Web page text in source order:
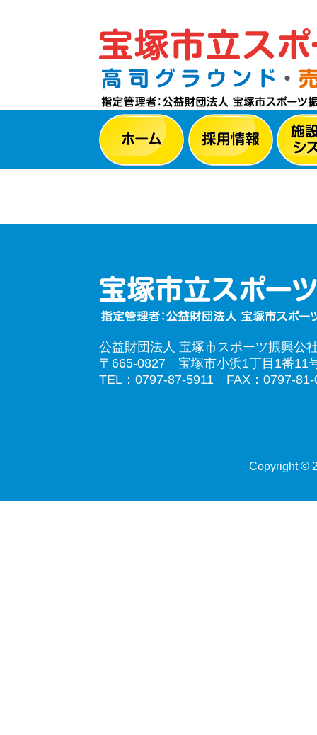
公益財団法人 宝塚市スポーツ振興公
〒665-0827 宝塚市小浜1丁目1番11
TEL：0797-87-5911 FAX：0797-81-
Copyright ©